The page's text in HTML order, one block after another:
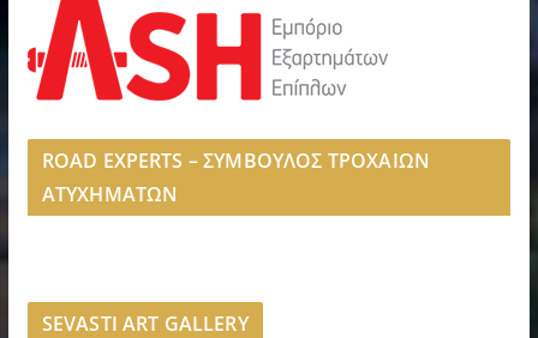
ROAD EXPERTS – ΣΥΜΒΟΥΛΟΣ ΤΡΟΧΑΙΩΝ
ΑΤΥΧΗΜΑΤΩΝ
SEVASTI ART GALLERY